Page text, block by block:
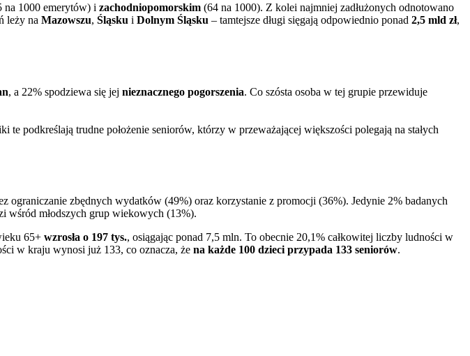
na 1000 emerytów) i zachodniopomorskim (64 na 1000). Z kolei najmniej zadłużonych odnotowano
leży na Mazowszu, Śląsku i Dolnym Śląsku – tamtejsze długi sięgają odpowiednio ponad 2,5 mld zł,
, a 22% spodziewa się jej nieznacznego pogorszenia. Co szósta osoba w tej grupie przewiduje
podkreślają trudne położenie seniorów, którzy w przeważającej większości polegają na stałych
ograniczanie zbędnych wydatków (49%) oraz korzystanie z promocji (36%). Jedynie 2% badanych
wśród młodszych grup wiekowych (13%).
65+ wzrosła o 197 tys., osiągając ponad 7,5 mln. To obecnie 20,1% całkowitej liczby ludności w
w kraju wynosi już 133, co oznacza, że na każde 100 dzieci przypada 133 seniorów.